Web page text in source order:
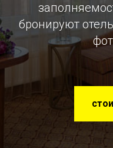
бронируют